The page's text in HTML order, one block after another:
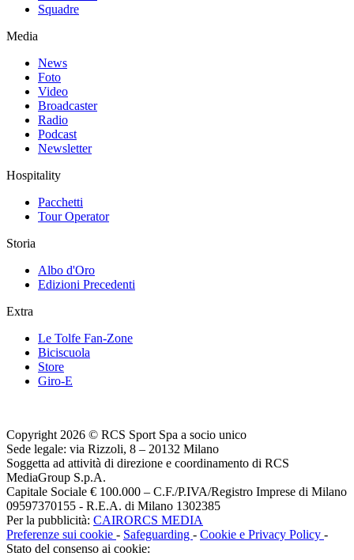
Squadre
Media
News
Foto
Video
Broadcaster
Radio
Podcast
Newsletter
Hospitality
Pacchetti
Tour Operator
Storia
Albo d'Oro
Edizioni Precedenti
Extra
Le Tolfe Fan-Zone
Biciscuola
Store
Giro-E
Copyright 2026 © RCS Sport Spa a socio unico
Sede legale: via Rizzoli, 8 – 20132 Milano
Soggetta ad attività di direzione e coordinamento di RCS
MediaGroup S.p.A.
Capitale Sociale € 100.000 – C.F./P.IVA/Registro Imprese di Milano
09597370155 - R.E.A. di Milano 1302385
Per la pubblicità: CAIRORCS MEDIA
Preferenze sui cookie - Safeguarding - Cookie e Privacy Policy -
Stato del consenso ai cookie: